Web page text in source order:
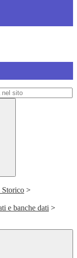
Storico >
e banche dati >